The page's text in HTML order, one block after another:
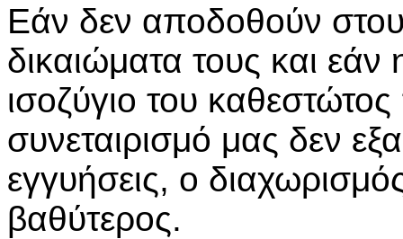
Εάν δεν αποδοθούν
δικαιώματα τους και εάν
ισοζύγιο του
συνεταιρισμό μας δεν
εγγυήσεις, ο
βαθύτερος.